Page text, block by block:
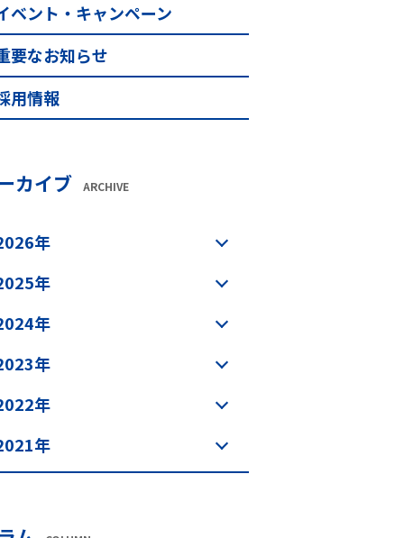
ベント・キャンペーン
要なお知らせ
用情報
カイブ ARCHIVE
年
年
年
年
年
年